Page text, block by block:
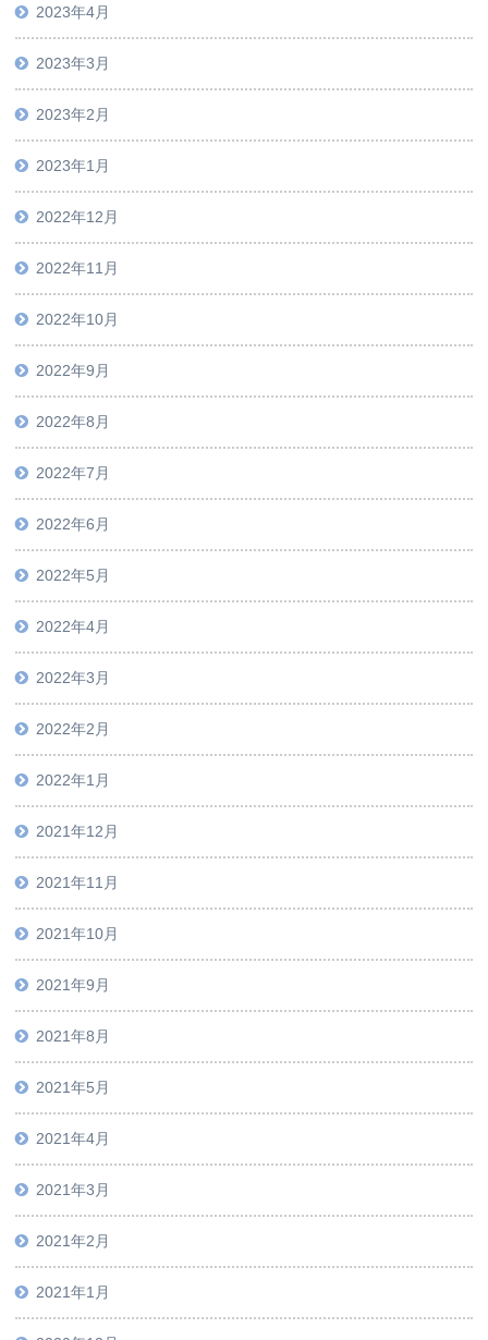
2023年4月
2023年3月
2023年2月
2023年1月
2022年12月
2022年11月
2022年10月
2022年9月
2022年8月
2022年7月
2022年6月
2022年5月
2022年4月
2022年3月
2022年2月
2022年1月
2021年12月
2021年11月
2021年10月
2021年9月
2021年8月
2021年5月
2021年4月
2021年3月
2021年2月
2021年1月